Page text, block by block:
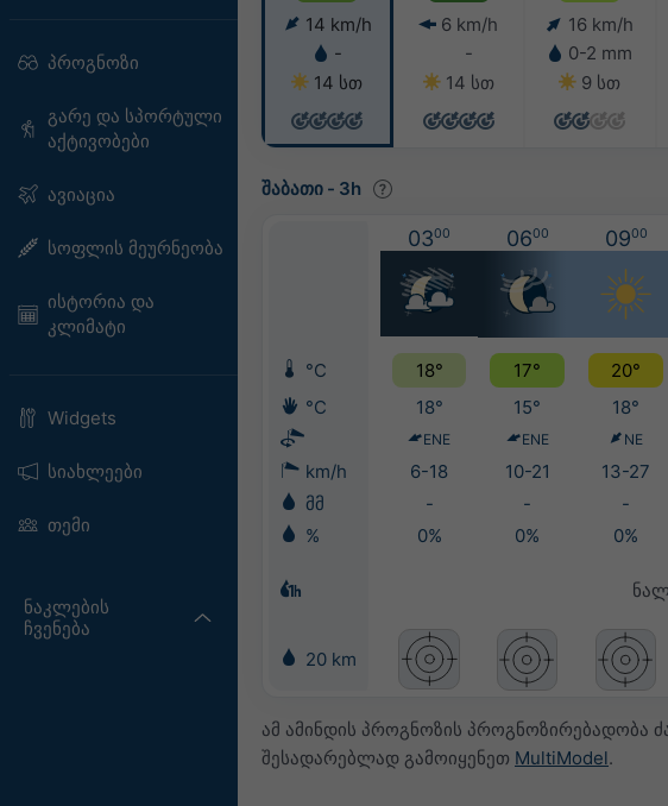
პროგნოზი
გარე და სპორტული
აქტივობები
ავიაცია
სოფლის მეურნეობა
ისტორია და
კლიმატი
Widgets
სიახლეები
თემი
ნაკლების
ჩვენება
14 km/h
-
14 სთ
6 km/h
-
14 სთ
16 km/h
0-2 mm
9 სთ
შაბათი - 3h
0300 0600 0900
°C 18° 17° 20°
°C
18° 15° 18°
ENE ENE NE
km/h 6-18 10-21 13-27
მმ
- - -
%
0% 0% 0%
20 km
ამ ამინდის პროგნოზის პროგნოზირებადობა
შესადარებლად გამოიყენეთ MultiModel.